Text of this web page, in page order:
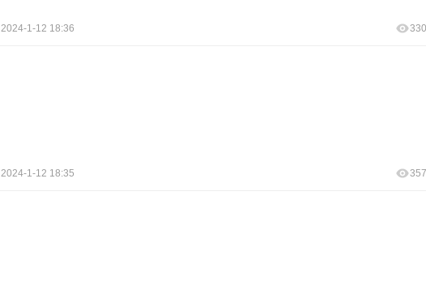
2024-1-12 18:36
2024-1-12 18:35